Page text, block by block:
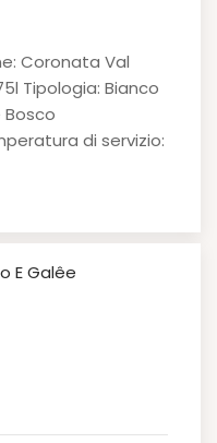
Coronata Val
Tipologia: Bianco
Bosco
di servizio: